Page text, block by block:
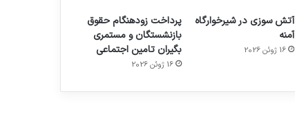
آتش سوزی در شیرخوارگاه
آمنه
16 ژوئن 2026
پرداخت زودهنگام حقوق
بازنشستگان و مستمری
بگیران تامین اجتماعی
16 ژوئن 2026
هدفون های 2023